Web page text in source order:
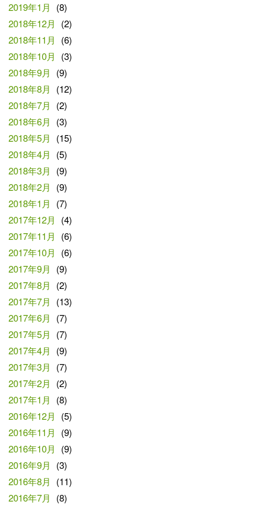
2019年1月
(8)
2018年12月
(2)
2018年11月
(6)
2018年10月
(3)
2018年9月
(9)
2018年8月
(12)
2018年7月
(2)
2018年6月
(3)
2018年5月
(15)
2018年4月
(5)
2018年3月
(9)
2018年2月
(9)
2018年1月
(7)
2017年12月
(4)
2017年11月
(6)
2017年10月
(6)
2017年9月
(9)
2017年8月
(2)
2017年7月
(13)
2017年6月
(7)
2017年5月
(7)
2017年4月
(9)
2017年3月
(7)
2017年2月
(2)
2017年1月
(8)
2016年12月
(5)
2016年11月
(9)
2016年10月
(9)
2016年9月
(3)
2016年8月
(11)
2016年7月
(8)